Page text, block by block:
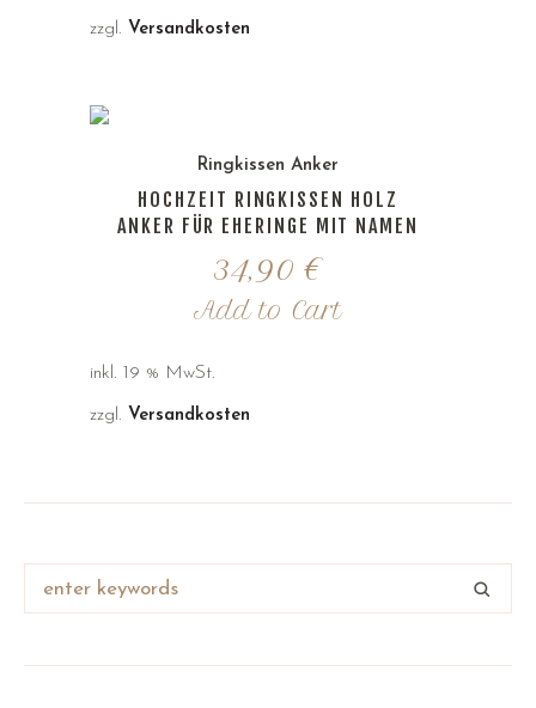
zzgl. Versandkosten
Ringkissen Anker
HOCHZEIT RINGKISSEN HOLZ
ANKER FÜR EHERINGE MIT NAMEN
34,90 €
Add to Cart
inkl. 19 % MwSt.
zzgl. Versandkosten